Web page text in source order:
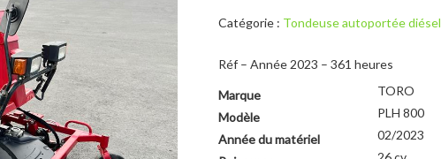
PLH
Catégorie : Tondeuse autoportée diésel
Réf – Année 2023 – 361 heures
Marque
TORO
Modèle
PLH 800
Année du matériel
02/2023